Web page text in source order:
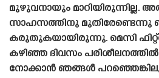
മുഴുവനായും
സാഹസത്തിനു മുതിരേണ്ടെന്നു
കരുതുകയായിരുന്നു. മെസി
കഴിഞ്ഞ ദിവസം
നോക്കാൻ ഞങ്ങൾ